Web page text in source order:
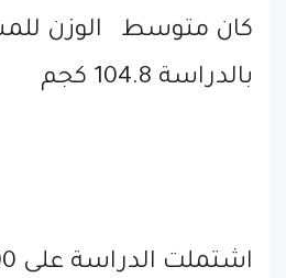
كان متوسط الوزن
بالدراسة 104.8 كجم